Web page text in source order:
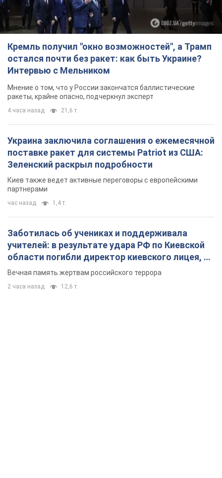
Кремль получил "окно возможностей", а Трамп
остался почти без ракет: как быть Украине?
Интервью с Мельником
Мнение о том, что у России закончатся баллистические
ракеты, крайне опасно, подчеркнул эксперт
4 часа назад 21,6 т.
Украина заключила соглашения о ежемесячной
поставке ракет для системы Patriot из США:
Зеленский раскрыл подробности
Киев также ведет активные переговоры с европейскими
партнерами
час назад 1,4 т.
Заботилась об учениках и поддерживала
учителей: в результате удара РФ по Киевской
области погибли директор киевского лицея, её
муж и внук
Вечная память жертвам российского террора
2 часа назад 12,6 т.